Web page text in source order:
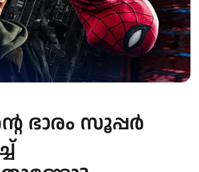
ഭാരം സൂപ്പർ